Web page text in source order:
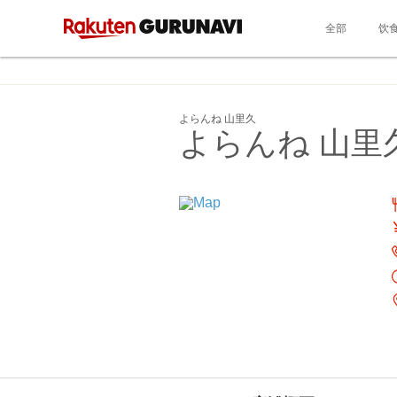
全部 饮
よらんね 山里久
よらんね 山里